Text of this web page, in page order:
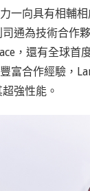
一向具有相輔
通為技術合作
，還有全球
富合作經驗，
強性能。